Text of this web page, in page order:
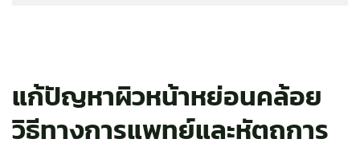
แก้ปัญหาผิวหน้าหย่อนคล้อย
วิธีทางการแพทย์และหัตถการ